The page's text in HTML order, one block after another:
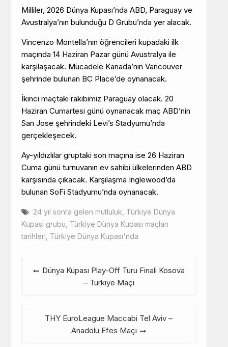
Milliler, 2026 Dünya Kupası’nda ABD, Paraguay ve
Avustralya’nın bulunduğu D Grubu’nda yer alacak.
Vincenzo Montella’nın öğrencileri kupadaki ilk
maçında 14 Haziran Pazar günü Avustralya ile
karşılaşacak. Mücadele Kanada’nın Vancouver
şehrinde bulunan BC Place’de oynanacak.
İkinci maçtaki rakibimiz Paraguay olacak. 20
Haziran Cumartesi günü oynanacak maç ABD’nin
San Jose şehrindeki Levi’s Stadyumu’nda
gerçekleşecek.
Ay-yıldızlılar gruptaki son maçına ise 26 Haziran
Cuma günü turnuvanın ev sahibi ülkelerinden ABD
karşısında çıkacak. Karşılaşma Inglewood’da
bulunan SoFi Stadyumu’nda oynanacak.
24 yıl sonra gelen mutluluk Türkiye Dünya
Kupası grubu Türkiye Dünya Kupası maçları
tarihleri Türkiye Dünya Kupası'nda
Dünya Kupası Play-Off Turu Finali Kosova
– Türkiye Maçı
THY EuroLeague Maccabi Tel Aviv –
Anadolu Efes Maçı